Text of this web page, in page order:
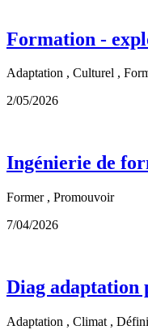
Formation -
Adaptation , Culturel ,
2/05/2026
Ingénierie de
Former , Promouvoir
7/04/2026
Diag adaptation
Adaptation , Climat ,